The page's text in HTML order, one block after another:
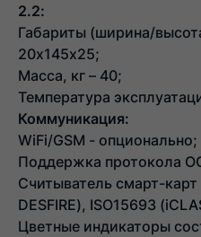
2.2:
Габариты (ширина/
20х145х25;
Масса, кг – 40;
Температура
Коммуникация:
WiFi/GSM - опционально;
Поддержка протокола
Считыватель смарт-карт
DESFIRE), ISO15693
Цветные индикаторы